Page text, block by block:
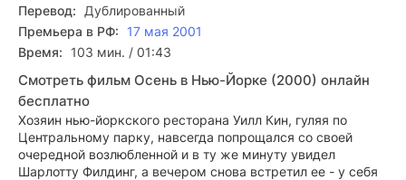
Перевод:
Дублированный
Премьера в РФ:
17 мая 2001
Время:
103 мин. / 01:43
Смотреть фильм Осень в Нью-Йорке (2000) онлайн
бесплатно
Хозяин нью-йоркского ресторана Уилл Кин, гуляя по
Центральному парку, навсегда попрощался со своей
очередной возлюбленной и в ту же минуту увидел
Шарлотту Филдинг, а вечером снова встретил ее - у себя